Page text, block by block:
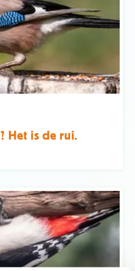
Het is de rui.